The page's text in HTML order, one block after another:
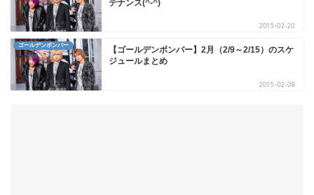
テナンス(^-^)
2015-02-20
ゴールデンボンバー
【ゴールデンボンバー】2月（2/9～2/15）のスケ
ジュールまとめ
2015-02-08